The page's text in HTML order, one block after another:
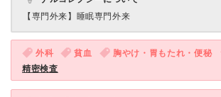
【専門外来】 睡眠専門外来
外科 貧血 胸やけ・胃もたれ・便秘
精密検査